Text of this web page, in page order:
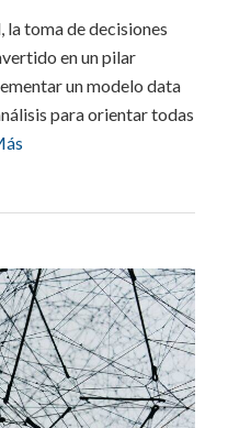
la toma de decisiones
en un pilar
un modelo data
para orientar todas